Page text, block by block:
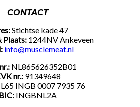
CONTACT
Stichtse kade 47
Plaats: 1244NV Ankeveen
info@musclemeat.nl
NL865626352B01
nr.:91349648
INGB 0007 7935 76
INGBNL2A